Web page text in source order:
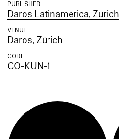
PUBLISHER
Daros Latinamerica, Zurich
VENUE
Daros, Zürich
CODE
CO-KUN-1